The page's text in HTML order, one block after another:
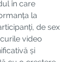
în care
la
de sex
video
și